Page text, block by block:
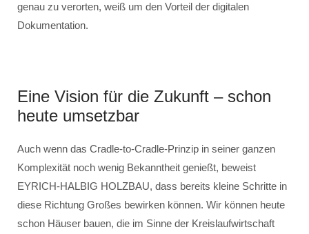
genau zu verorten, weiß um den Vorteil der digitalen
Dokumentation.
Eine Vision für die Zukunft – schon
heute umsetzbar
Auch wenn das Cradle-to-Cradle-Prinzip in seiner ganzen
Komplexität noch wenig Bekanntheit genießt, beweist
EYRICH-HALBIG HOLZBAU, dass bereits kleine Schritte in
diese Richtung Großes bewirken können. Wir können heute
schon Häuser bauen, die im Sinne der Kreislaufwirtschaft